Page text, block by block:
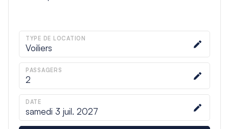
TYPE DE LOCATION
Voiliers
PASSAGERS
2
DATE
samedi 3 juil. 2027